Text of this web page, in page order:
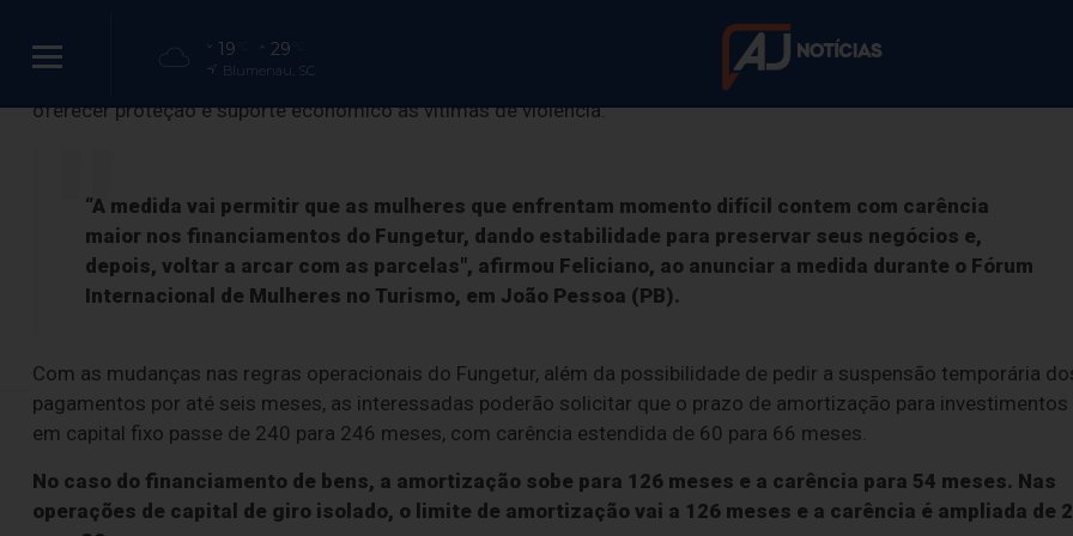
19 29
Blumenau, SC
MTur: microempreendedoras
terão crédito
Segundo a pasta, o objetivo das condições especiais de crédito para microempreendedoras do setor turístico é
oferecer proteção e suporte econômico as vítimas de violência.
“A medida vai permitir que as mulheres que enfrentam momento difícil contem com carência
maior nos financiamentos do Fungetur, dando estabilidade para preservar seus negócios e,
depois, voltar a arcar com as parcelas", afirmou Feliciano, ao anunciar a medida durante o Fórum
Internacional de Mulheres no Turismo, em João Pessoa (PB).
Com as mudanças nas regras operacionais do Fungetur, além da possibilidade de pedir a suspensão temporária
pagamentos por até seis meses, as interessadas poderão solicitar que o prazo de amortização para investimentos
em capital fixo passe de 240 para 246 meses, com carência estendida de 60 para 66 meses.
No caso do financiamento de bens, a amortização sobe para 126 meses e a carência para 54 meses. Nas
operações de capital de giro isolado, o limite de amortização vai a 126 meses e a carência é ampliada de